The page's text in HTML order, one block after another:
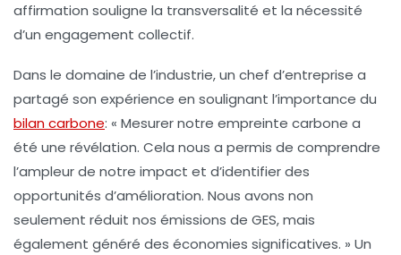
affirmation souligne la transversalité et la nécessité
d’un engagement collectif.
Dans le domaine de l’industrie, un chef d’entreprise a
partagé son expérience en soulignant l’importance du
bilan carbone: « Mesurer notre empreinte carbone a
été une révélation. Cela nous a permis de comprendre
l’ampleur de notre impact et d’identifier des
opportunités d’amélioration. Nous avons non
seulement réduit nos émissions de GES, mais
également généré des économies significatives. » Un